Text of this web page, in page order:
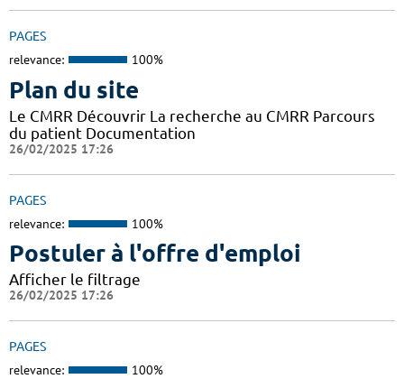
PAGES
relevance: 100%
Plan du site
Le CMRR Découvrir La recherche au CMRR Parcours
du patient Documentation
26/02/2025 17:26
PAGES
relevance: 100%
Postuler à l'offre d'emploi
Afficher le filtrage
26/02/2025 17:26
PAGES
relevance: 100%